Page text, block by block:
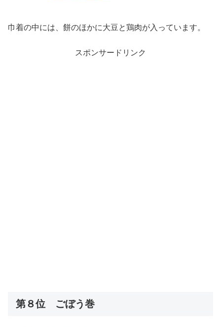
巾着の中には、餅のほかに大豆と鶏肉が入っています。
スポンサードリンク
第８位 ごぼう巻